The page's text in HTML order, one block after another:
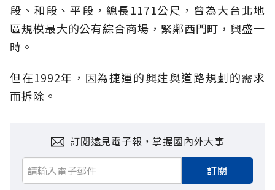
段、和段、平段，總長1171公尺，曾為大台北地
區規模最大的公有綜合商場，緊鄰西門町，興盛一
時。
但在1992年，因為捷運的興建與道路規劃的需求
而拆除。
訂閱遠見電子報，掌握國內外大事
訂閱